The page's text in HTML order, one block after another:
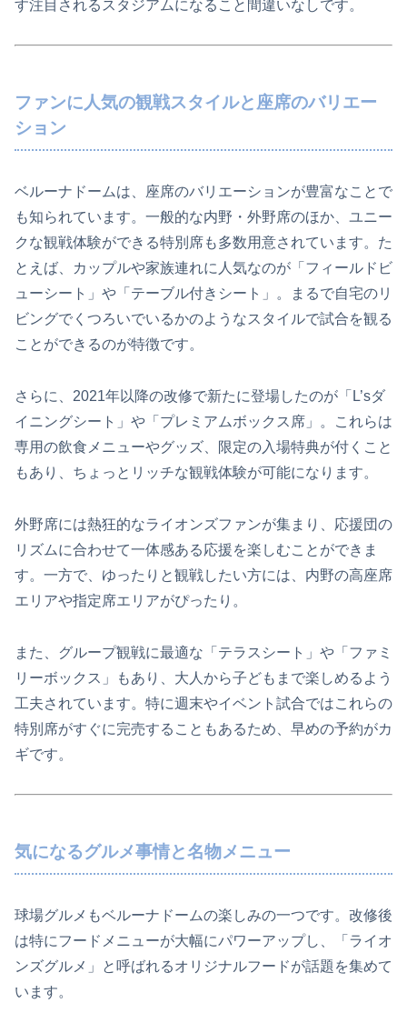
す注目されるスタジアムになること間違いなしです。
ファンに人気の観戦スタイルと座席のバリエー
ション
ベルーナドームは、座席のバリエーションが豊富なことで
も知られています。一般的な内野・外野席のほか、ユニー
クな観戦体験ができる特別席も多数用意されています。た
とえば、カップルや家族連れに人気なのが「フィールドビ
ューシート」や「テーブル付きシート」。まるで自宅のリ
ビングでくつろいでいるかのようなスタイルで試合を観る
ことができるのが特徴です。
さらに、2021年以降の改修で新たに登場したのが「L’sダ
イニングシート」や「プレミアムボックス席」。これらは
専用の飲食メニューやグッズ、限定の入場特典が付くこと
もあり、ちょっとリッチな観戦体験が可能になります。
外野席には熱狂的なライオンズファンが集まり、応援団の
リズムに合わせて一体感ある応援を楽しむことができま
す。一方で、ゆったりと観戦したい方には、内野の高座席
エリアや指定席エリアがぴったり。
また、グループ観戦に最適な「テラスシート」や「ファミ
リーボックス」もあり、大人から子どもまで楽しめるよう
工夫されています。特に週末やイベント試合ではこれらの
特別席がすぐに完売することもあるため、早めの予約がカ
ギです。
気になるグルメ事情と名物メニュー
球場グルメもベルーナドームの楽しみの一つです。改修後
は特にフードメニューが大幅にパワーアップし、「ライオ
ンズグルメ」と呼ばれるオリジナルフードが話題を集めて
います。